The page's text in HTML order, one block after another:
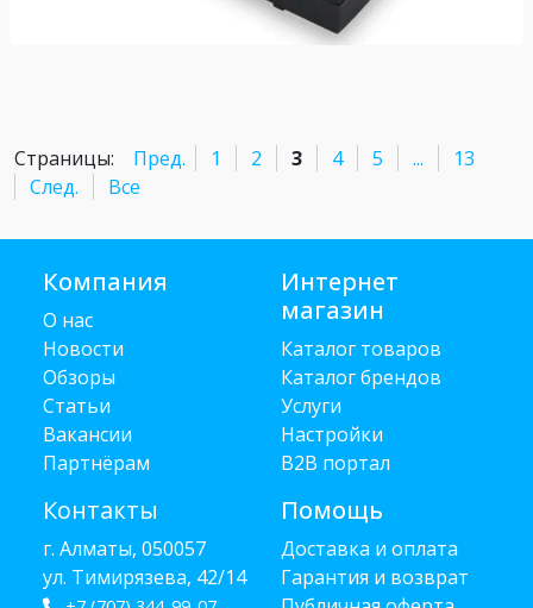
Страницы: Пред. 1 2 3 4 5 ...
13
След.
Все
Компания
О нас
Новости
Обзоры
Статьи
Вакансии
Партнёрам
Контакты
г. Алматы, 050057
ул. Тимирязева, 42/14
Интернет
магазин
Каталог товаров
Каталог брендов
Услуги
Настройки
B2B портал
Помощь
Доставка и оплата
Гарантия и возврат